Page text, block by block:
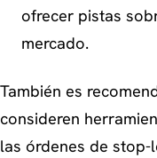
ofrecer pistas
mercado.
También es
consideren
las órdenes de